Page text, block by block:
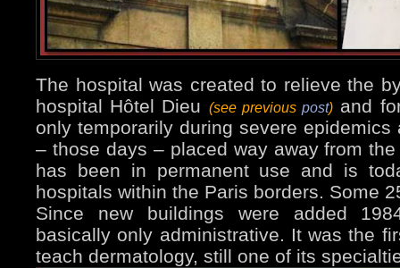
The hospital was created to relieve the
hospital Hôtel Dieu (see previouspost) and
only temporarily during severe
– those days – placed way away from
has been in permanent use and is
hospitals within the Paris borders. Some
Since new buildings were added
basically only administrative. It was the
teach dermatology, still one of its